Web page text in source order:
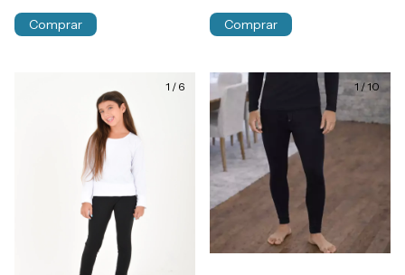
Comprar Comprar
1 / 6 1 /10